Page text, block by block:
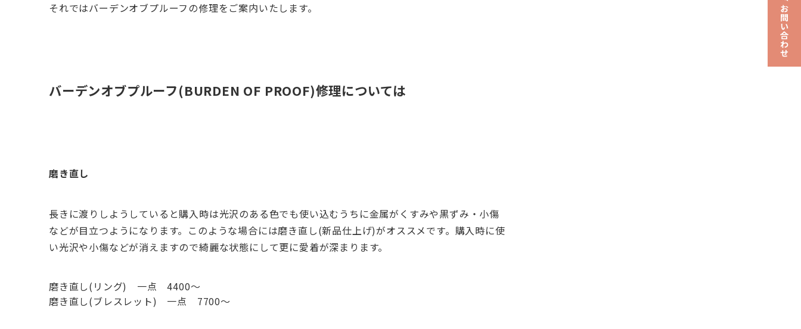
それではバーデンオブプルーフの修理をご案内いたします。
バーデンオブプルーフ(BURDEN OF PROOF)修理については
磨き直し
長きに渡りしようしていると購入時は光沢のある色でも使い込むうちに金属がくすみや黒ずみ・小傷
などが目立つようになります。このような場合には磨き直し(新品仕上げ)がオススメです。購入時に使
い光沢や小傷などが消えますので綺麗な状態にして更に愛着が深まります。
磨き直し(リング) 一点 4400～
磨き直し(ブレスレット) 一点 7700～
お問い合わせ